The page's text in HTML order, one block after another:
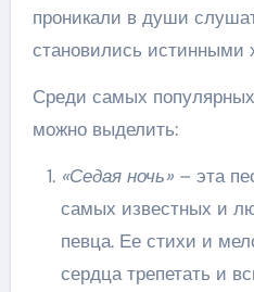
проникали в души
становились истинными
Среди самых
можно выделить:
«Седая ночь»– эта
самых известных и
певца. Ее стихи и
сердца трепетать и